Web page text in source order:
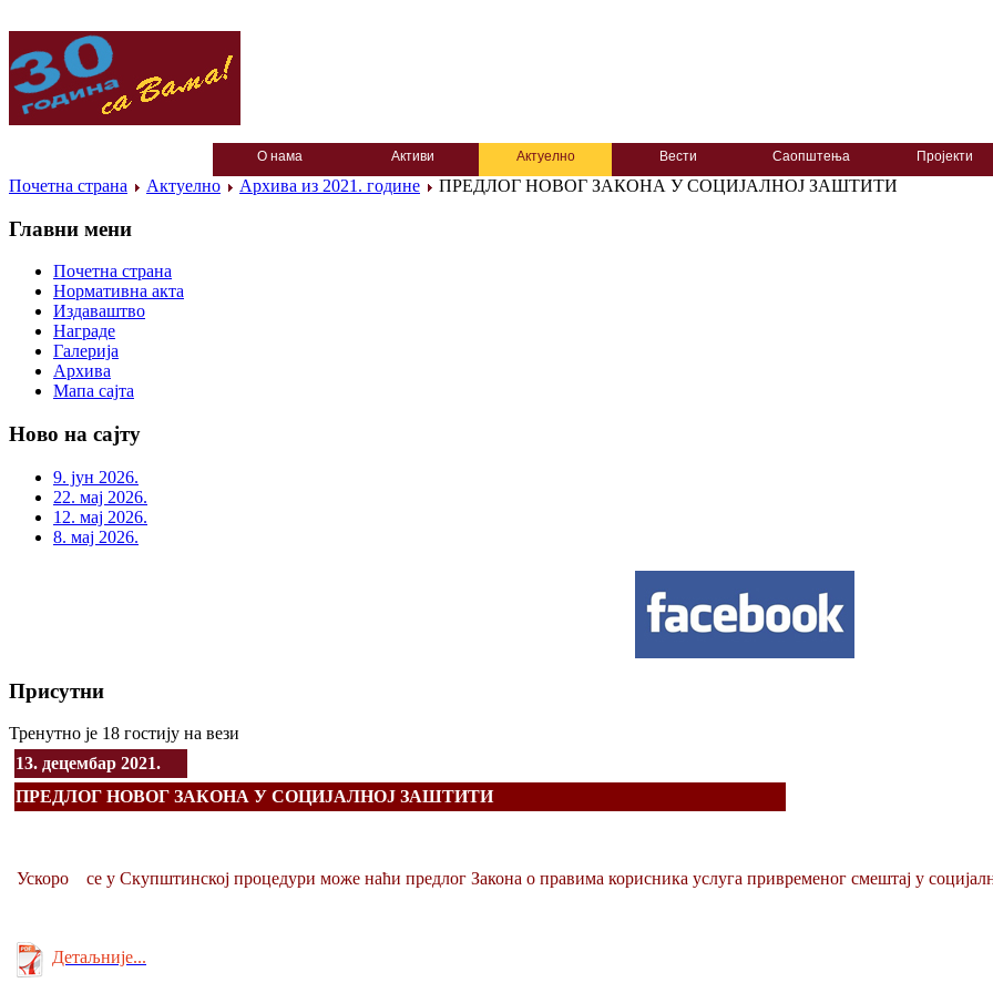
О нама Активи Актуелно Вести Саопштења Пројекти
Почетна страна Актуелно Архива из 2021. године ПРЕДЛОГ НОВОГ ЗАКОНА У СОЦИЈАЛНОЈ ЗАШТИТИ
Главни мени
Почетна страна
Нормативна акта
Издаваштво
Награде
Галерија
Архива
Мапа сајта
Ново на сајту
9. јун 2026.
22. мај 2026.
12. мај 2026.
8. мај 2026.
Присутни
Тренутно је 18 гостију на вези
13. децембар 2021.
ПРЕДЛОГ НОВОГ ЗАКОНА У СОЦИЈАЛНОЈ ЗАШТИТИ
Ускоро се у Скупштинској процедури може наћи предлог Закона о правима корисника услуга привременог смештај у
Детаљније...